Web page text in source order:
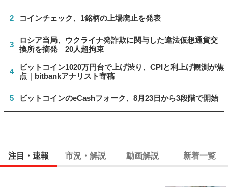
2 コインチェック、1銘柄の上場廃止を発表
3
ロシア当局、ウクライナ発詐欺に関与した違法仮想通貨交
換所を摘発 20人超拘束
4
ビットコイン1020万円台で上げ渋り、CPIと利上げ観測が焦
点｜bitbankアナリスト寄稿
5 ビットコインのeCashフォーク、8月23日から3段階で開始
注目・速報 市況・解説 動画解説 新着一覧